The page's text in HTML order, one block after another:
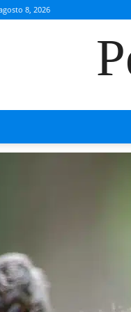
8, 2026